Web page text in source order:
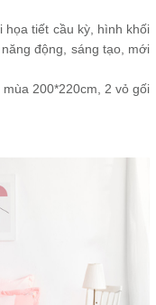
họa tiết cầu kỳ, hình khối
động, sáng tạo, mới
200*220cm, 2 vỏ gối